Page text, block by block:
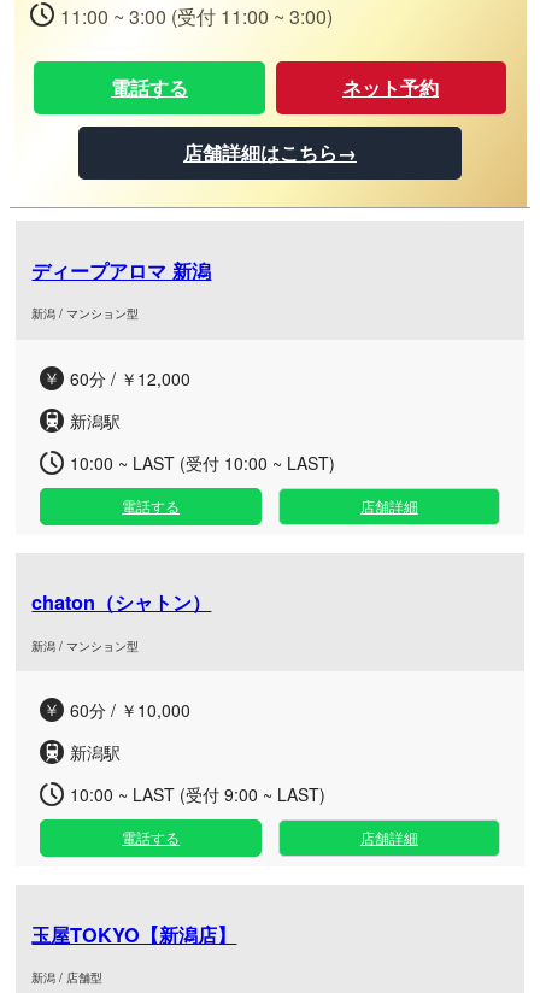
11:00 ~ 3:00 (受付 11:00 ~ 3:00)
電話する ネット予約
店舗詳細はこちら→
ディープアロマ 新潟
新潟 / マンション型
60分 / ￥12,000
新潟駅
10:00 ~ LAST (受付 10:00 ~ LAST)
電話する 店舗詳細
chaton（シャトン）
新潟 / マンション型
60分 / ￥10,000
新潟駅
10:00 ~ LAST (受付 9:00 ~ LAST)
電話する 店舗詳細
玉屋TOKYO【新潟店】
新潟 / 店舗型